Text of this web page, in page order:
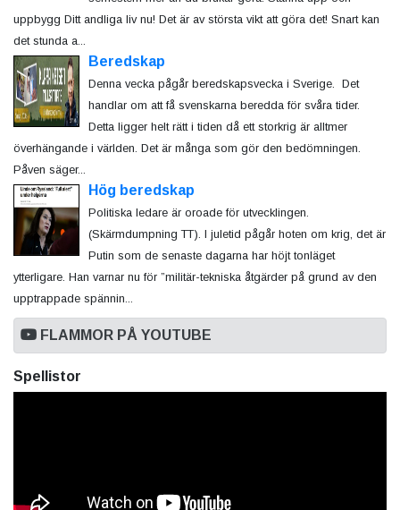
uppbygg Ditt andliga liv nu! Det är av största vikt att göra det! Snart kan
det stunda a...
Beredskap
Denna vecka pågår beredskapsvecka i Sverige. Det
handlar om att få svenskarna beredda för svåra tider.
Detta ligger helt rätt i tiden då ett storkrig är alltmer
överhängande i världen. Det är många som gör den bedömningen.
Påven säger...
Hög beredskap
Politiska ledare är oroade för utvecklingen.
(Skärmdumpning TT). I juletid pågår hoten om krig, det är
Putin som de senaste dagarna har höjt tonläget
ytterligare. Han varnar nu för ”militär-tekniska åtgärder på grund av den
upptrappade spännin...
FLAMMOR PÅ YOUTUBE
Spellistor